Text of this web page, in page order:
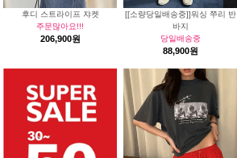
후디 스트라이프 쟈켓
주문많아요!!!
206,900원
[[소량당일배송중]]워싱 쭈리 반
바지
당일배송중
88,900원